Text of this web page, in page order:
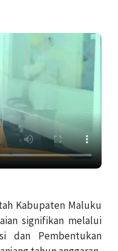
Kabupaten Maluku
signifikan melalui
dan Pembentukan